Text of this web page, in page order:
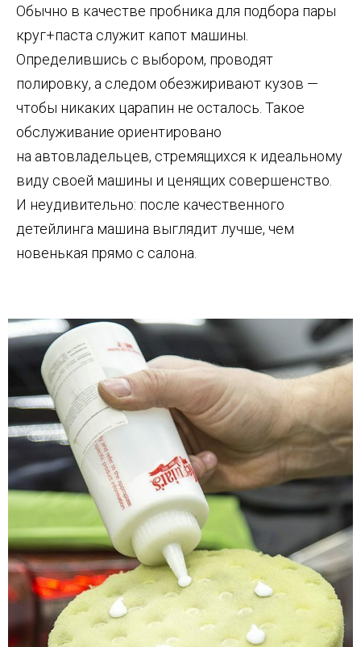
Обычно в качестве пробника для подбора пары
круг+паста служит капот машины.
Определившись с выбором, проводят
полировку, а следом обезжиривают кузов —
чтобы никаких царапин не осталось. Такое
обслуживание ориентировано
на автовладельцев, стремящихся к идеальному
виду своей машины и ценящих совершенство.
И неудивительно: после качественного
детейлинга машина выглядит лучше, чем
новенькая прямо с салона.